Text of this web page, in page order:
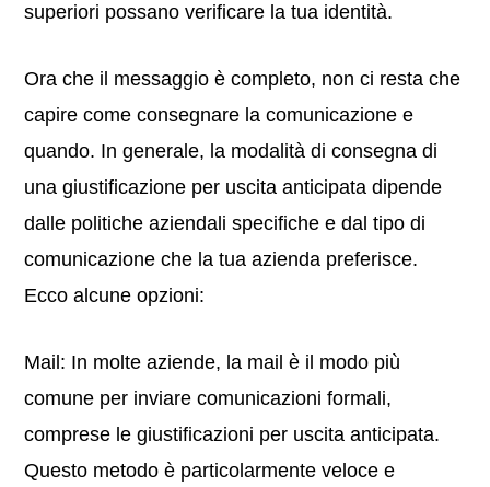
superiori possano verificare la tua identità.
Ora che il messaggio è completo, non ci resta che
capire come consegnare la comunicazione e
quando. In generale, la modalità di consegna di
una giustificazione per uscita anticipata dipende
dalle politiche aziendali specifiche e dal tipo di
comunicazione che la tua azienda preferisce.
Ecco alcune opzioni:
Mail: In molte aziende, la mail è il modo più
comune per inviare comunicazioni formali,
comprese le giustificazioni per uscita anticipata.
Questo metodo è particolarmente veloce e